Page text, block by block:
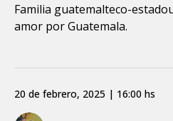
Familia guatemalteco-
amor por Guatemala.
20 de febrero, 2025 | 16:00 hs